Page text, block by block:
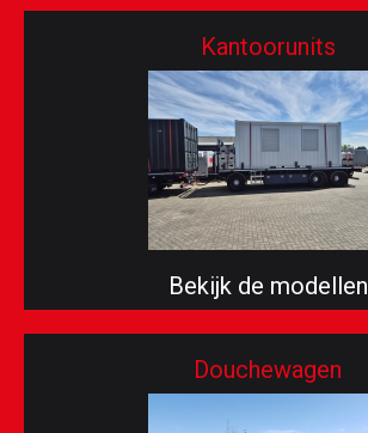
Kantoorunits
Bekijk de modellen
Douchewagen